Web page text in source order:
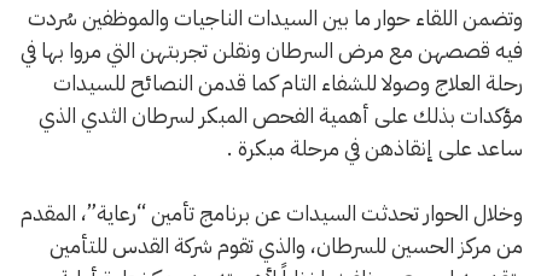
وتضمن اللقاء حوار ما بين السيدات الناجيات والموظفين سُردت
فيه قصصهن مع مرض السرطان ونقلن تجربتهن التي مروا بها في
رحلة العلاج وصولا للشفاء التام كما قدمن النصائح للسيدات
مؤكدات بذلك على أهمية الفحص المبكر لسرطان الثدي الذي
ساعد على إنقاذهن في مرحلة مبكرة .
وخلال الحوار تحدثت السيدات عن برنامج تأمين “رعاية”، المقدم
من مركز الحسين للسرطان، والذي تقوم شركة القدس للتأمين